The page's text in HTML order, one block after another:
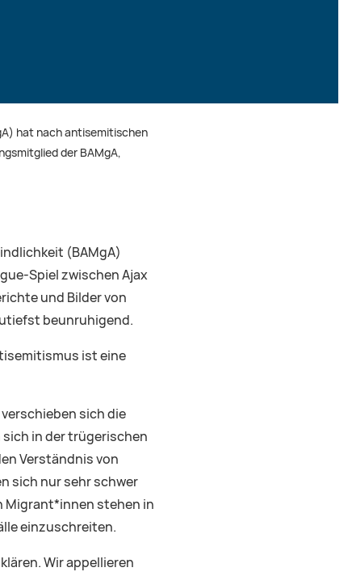
hat nach antisemitischen
der BAMgA,
(BAMgA)
Spiel zwischen Ajax
und Bilder von
beunruhigend.
ist eine
sich die
in der trügerischen
Verständnis von
sich nur sehr schwer
Migrant*innen stehen in
einzuschreiten.
Wir appellieren